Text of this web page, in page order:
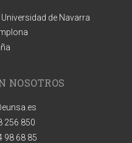
de Navarra
NOSOTROS
256 850
98 68 85